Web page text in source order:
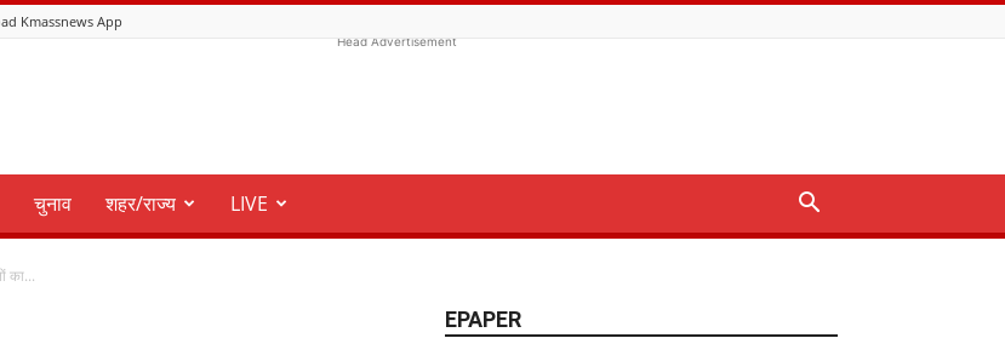
Kmassnews App
Head Advertisement
चुनाव शहर/राज्य LIVE
का...
EPAPER